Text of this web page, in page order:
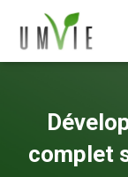
complet